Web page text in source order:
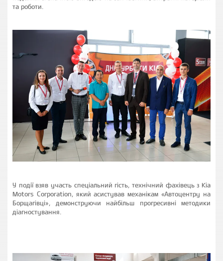
та роботи.
У події взяв участь спеціальний гість, технічний фахівець з Kia
Motors Corporation, який асистував механікам «Автоцентру на
Борщагівці», демонструючи найбільш прогресивні методики
діагностування.